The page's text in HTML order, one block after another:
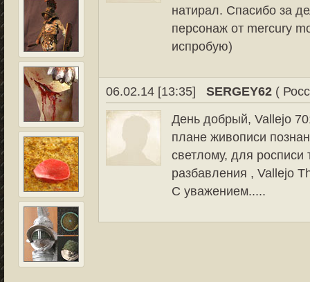
натирал. Спасибо за
персонаж от mercury
испробую)
06.02.14 [13:35] SERGEY62 (
День добрый, Vallejo
плане живописи
светлому, для росписи
разбавления , Vallejo
С уважением.....